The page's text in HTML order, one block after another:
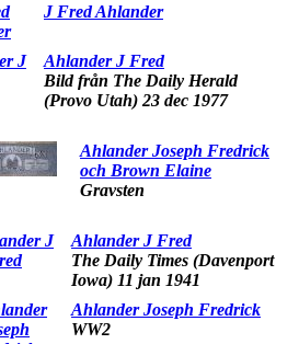
J Fred Ahlander
Ahlander J Fred
Bild från The Daily Herald
(Provo Utah) 23 dec 1977
Ahlander Joseph Fredrick
och Brown Elaine
Gravsten
Ahlander J Fred
The Daily Times (Davenport
Iowa) 11 jan 1941
Ahlander Joseph Fredrick
WW2